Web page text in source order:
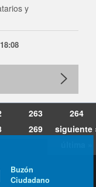
y
263
264
269
siguiente
Buzón
Ciudadano